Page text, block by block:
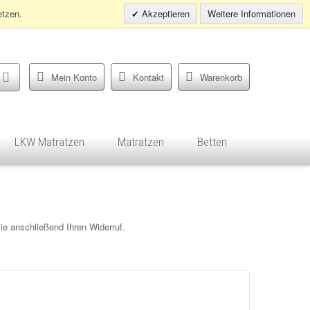
Akzeptieren Weitere Informationen
Infohotline:0049 (0)30 398202080
Mein Konto Kontakt Warenkorb
LKW Matratzen Matratzen Betten
anschließend Ihren Widerruf.